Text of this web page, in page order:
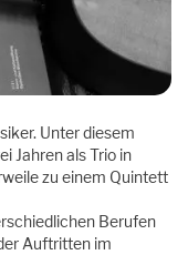
Unter diesem
Jahren als Trio in
zu einem Quintett
Berufen
Auftritten im